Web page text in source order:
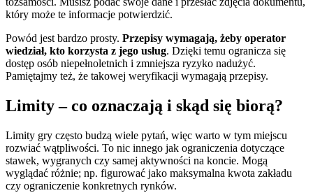
który może te informacje potwierdzić.
Powód jest bardzo prosty. Przepisy wymagają, żeby operator
wiedział, kto korzysta z jego usług. Dzięki temu ogranicza się
dostęp osób niepełnoletnich i zmniejsza ryzyko nadużyć.
Pamiętajmy też, że takowej weryfikacji wymagają przepisy.
Limity – co oznaczają i skąd się biorą?
Limity gry często budzą wiele pytań, więc warto w tym miejscu
rozwiać wątpliwości. To nic innego jak ograniczenia dotyczące
stawek, wygranych czy samej aktywności na koncie. Mogą
wyglądać różnie; np. figurować jako maksymalna kwota zakładu
czy ograniczenie konkretnych rynków.